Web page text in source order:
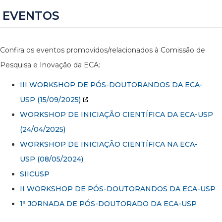
EVENTOS
Confira os eventos promovidos/relacionados à Comissão de
Pesquisa e Inovação da ECA:
III WORKSHOP DE PÓS-DOUTORANDOS DA ECA-
USP (15/09/2025)
WORKSHOP DE INICIAÇÃO CIENTÍFICA DA ECA-USP
(24/04/2025)
WORKSHOP DE INICIAÇÃO CIENTÍFICA NA ECA-
USP (08/05/2024)
SIICUSP
II WORKSHOP DE PÓS-DOUTORANDOS DA ECA-USP
1ª JORNADA DE PÓS-DOUTORADO DA ECA-USP